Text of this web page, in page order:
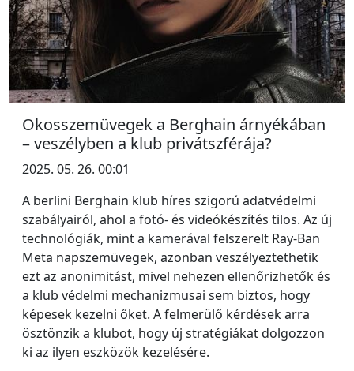
Okosszemüvegek a Berghain árnyékában
– veszélyben a klub privátszférája?
2025. 05. 26. 00:01
A berlini Berghain klub híres szigorú adatvédelmi
szabályairól, ahol a fotó- és videókészítés tilos. Az új
technológiák, mint a kamerával felszerelt Ray-Ban
Meta napszemüvegek, azonban veszélyeztethetik
ezt az anonimitást, mivel nehezen ellenőrizhetők és
a klub védelmi mechanizmusai sem biztos, hogy
képesek kezelni őket. A felmerülő kérdések arra
ösztönzik a klubot, hogy új stratégiákat dolgozzon
ki az ilyen eszközök kezelésére.